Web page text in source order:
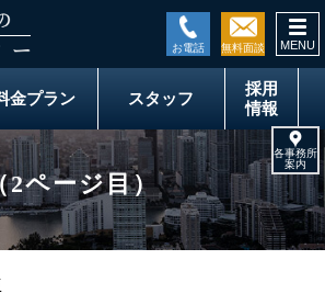
金プラン スタッフ
採用
情報
2ページ目）